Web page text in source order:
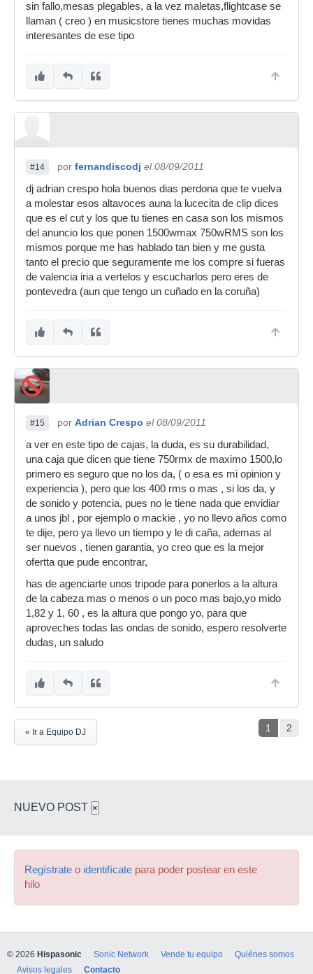
sin fallo,mesas plegables, a la vez maletas,flightcase se
llaman ( creo ) en musicstore tienes muchas movidas
interesantes de ese tipo
#14 por fernandiscodj el 08/09/2011
dj adrian crespo hola buenos dias perdona que te vuelva
a molestar esos altavoces auna la lucecita de clip dices
que es el cut y los que tu tienes en casa son los mismos
del anuncio los que ponen 1500wmax 750wRMS son los
mismos porque me has hablado tan bien y me gusta
tanto el precio que seguramente me los compre si fueras
de valencia iria a vertelos y escucharlos pero eres de
pontevedra (aun que tengo un cuñado en la coruña)
#15 por Adrian Crespo el 08/09/2011
a ver en este tipo de cajas, la duda, es su durabilidad,
una caja que dicen que tiene 750rmx de maximo 1500,lo
primero es seguro que no los da, ( o esa es mi opinion y
experiencia ), pero que los 400 rms o mas , si los da, y
de sonido y potencia, pues no le tiene nada que envidiar
a unos jbl , por ejemplo o mackie , yo no llevo años como
te dije, pero ya llevo un tiempo y le di caña, ademas al
ser nuevos , tienen garantia, yo creo que es la mejor
ofertta que pude encontrar,
has de agenciarte unos tripode para ponerlos a la altura
de la cabeza mas o menos o un poco mas bajo,yo mido
1,82 y 1, 60 , es la altura que pongo yo, para que
aproveches todas las ondas de sonido, espero resolverte
dudas, un saludo
1 2
« Ir a Equipo DJ
NUEVO POST ×
Regístrate o identifícate para poder postear en este
hilo
© 2026 Hispasonic Sonic Network Vende tu equipo
Quiénes somos
Avisos legales
Contacto